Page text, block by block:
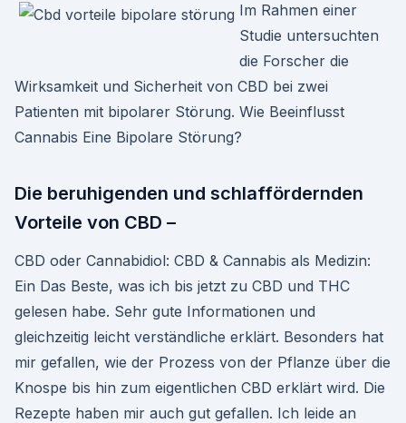
Im Rahmen einer
Studie untersuchten
die Forscher die
Wirksamkeit und Sicherheit von CBD bei zwei
Patienten mit bipolarer Störung. Wie Beeinflusst
Cannabis Eine Bipolare Störung?
Die beruhigenden und schlaffördernden
Vorteile von CBD –
CBD oder Cannabidiol: CBD & Cannabis als Medizin:
Ein Das Beste, was ich bis jetzt zu CBD und THC
gelesen habe. Sehr gute Informationen und
gleichzeitig leicht verständliche erklärt. Besonders hat
mir gefallen, wie der Prozess von der Pflanze über die
Knospe bis hin zum eigentlichen CBD erklärt wird. Die
Rezepte haben mir auch gut gefallen. Ich leide an